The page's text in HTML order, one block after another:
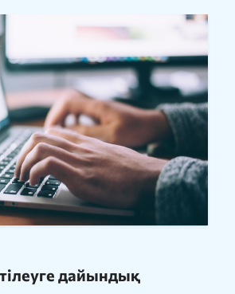
дайындық